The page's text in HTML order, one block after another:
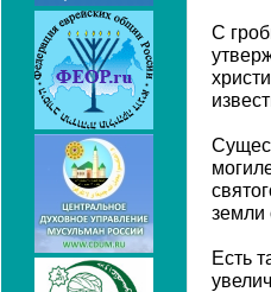
С
земли
Есть